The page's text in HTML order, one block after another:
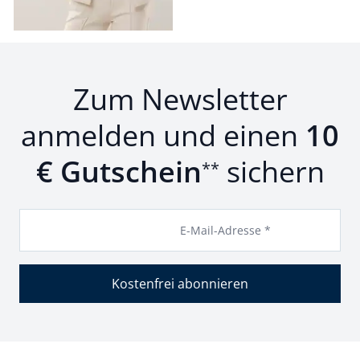
Zum Newsletter
anmelden und einen 10
€ Gutschein** sichern
E-Mail-Adresse *
Kostenfrei abonnieren